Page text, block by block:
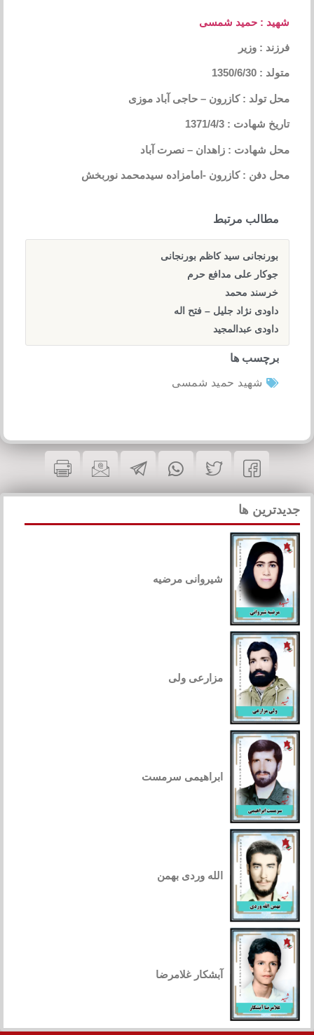
شهید : حمید شمسی
فرزند : وزیر
متولد : 1350/6/30
محل تولد : کازرون – حاجی آباد موزی
تاریخ شهادت : 1371/4/3
محل شهادت : زاهدان – نصرت آباد
محل دفن : کازرون -امامزاده سیدمحمد نوربخش
مطالب مرتبط
بورنجانی سید کاظم بورنجانی
جوکار علی مدافع حرم
خرسند محمد
داودی نژاد جلیل – فتح اله
داودی عبدالمجید
برچسب ها
شهید حمید شمسی
جدیدترین ها
شیروانی مرضیه
مزارعی ولی
ابراهیمی سرمست
الله وردی بهمن
آبشکار غلامرضا